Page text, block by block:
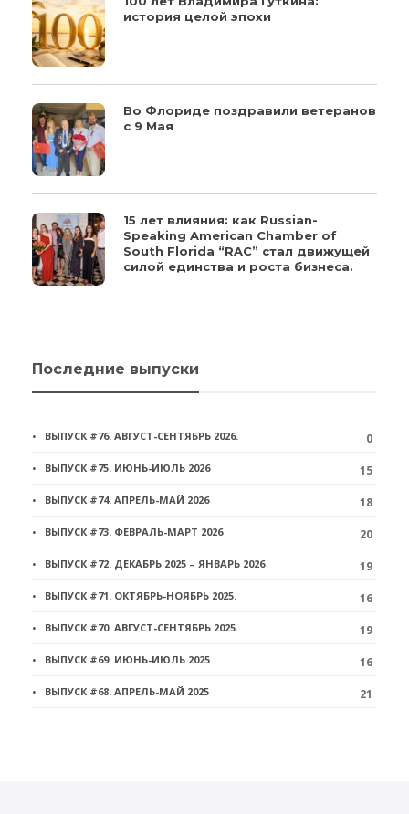
история целой эпохи
Во Флориде поздравили ветеранов
с 9 Мая
15 лет влияния: как Russian-
Speaking American Chamber of
South Florida “RAC” стал движущей
силой единства и роста бизнеса.
Последние выпуски
ВЫПУСК #76. АВГУСТ-СЕНТЯБРЬ 2026. 0
ВЫПУСК #75. ИЮНЬ-ИЮЛЬ 2026 15
ВЫПУСК #74. АПРЕЛЬ-МАЙ 2026 18
ВЫПУСК #73. ФЕВРАЛЬ-МАРТ 2026 20
ВЫПУСК #72. ДЕКАБРЬ 2025 – ЯНВАРЬ 2026 19
ВЫПУСК #71. ОКТЯБРЬ-НОЯБРЬ 2025. 16
ВЫПУСК #70. АВГУСТ-СЕНТЯБРЬ 2025. 19
ВЫПУСК #69. ИЮНЬ-ИЮЛЬ 2025 16
ВЫПУСК #68. АПРЕЛЬ-МАЙ 2025 21